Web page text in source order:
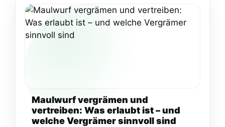
Maulwurf vergrämen und
vertreiben: Was erlaubt ist – und
welche Vergrämer sinnvoll sind